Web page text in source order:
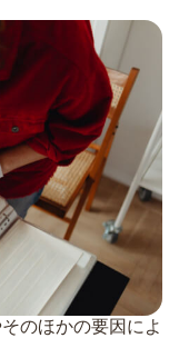
のほかの要因によ